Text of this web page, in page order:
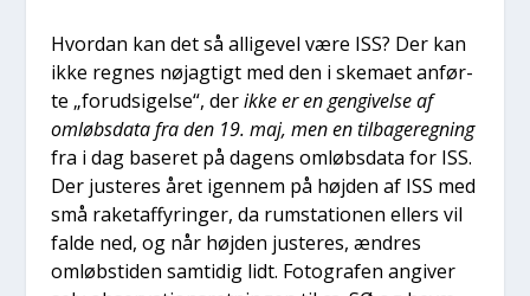
Hvor­dan kan det så alli­ge­vel være ISS? Der kan
ikke reg­nes nøj­ag­tigt med den i ske­ma­et anfør­
te „for­ud­si­gel­se“, derikke er en gen­gi­vel­se af
omløbs­da­ta fra den 19. maj, men en til­ba­ge­reg­ning
fra i dag base­ret på dagens omløbs­da­ta for ISS.
Der juste­res året igen­nem på høj­den af ISS med
små raket­af­fy­rin­ger, da rum­sta­tio­nen ellers vil
fal­de ned, og når høj­den juste­res, ændres
omløb­s­ti­den sam­ti­dig lidt. Foto­gra­fen angi­ver